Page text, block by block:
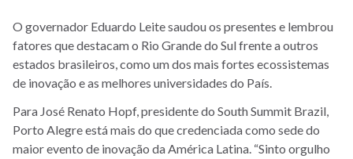
O governador Eduardo Leite saudou os presentes e lembrou
fatores que destacam o Rio Grande do Sul frente a outros
estados brasileiros, como um dos mais fortes ecossistemas
de inovação e as melhores universidades do País.
Para José Renato Hopf, presidente do South Summit Brazil,
Porto Alegre está mais do que credenciada como sede do
maior evento de inovação da América Latina. “Sinto orgulho